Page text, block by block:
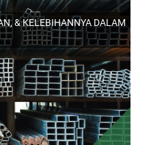
& KELEBIHANNYA DALAM